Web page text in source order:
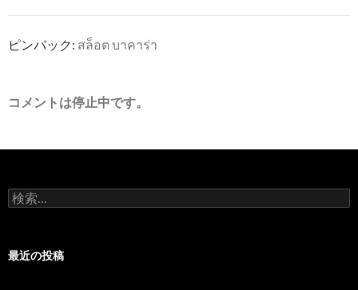
ピンバック: สล็อต บาคาร่า
コメントは停止中です。
検
索:
最近の投稿